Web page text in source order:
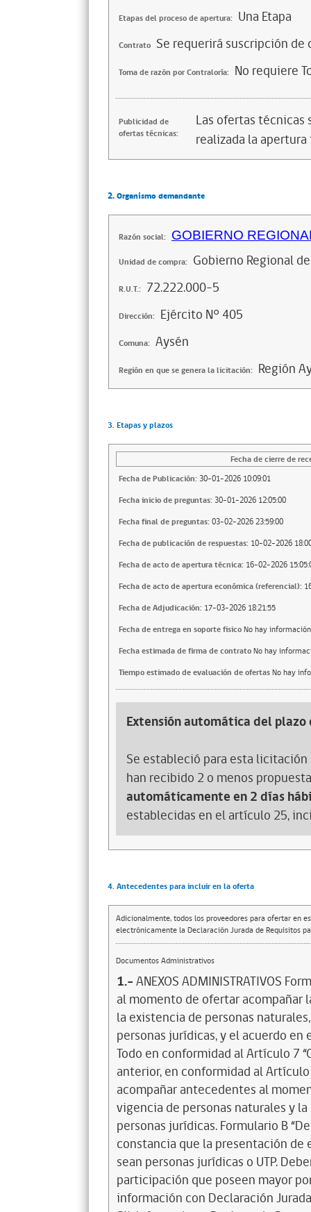
Etapas del proceso de apertura: Una Etapa
Contrato Se requerirá suscripción
Toma de razón por Contraloría: No requiere
Publicidad de
ofertas técnicas:
Las ofertas
realizada la
2. Organismo demandante
Razón social: GOBIERNO
Unidad de compra: Gobierno Regional
R.U.T.: 72.222.000-5
Dirección: Ejército N° 405
Comuna: Aysén
Región en que se genera la licitación: Región
3. Etapas y plazos
Fecha de cierre de
Fecha de Publicación: 30-01-2026 10:09:01
Fecha inicio de preguntas: 30-01-2026 12:05:00
Fecha final de preguntas: 03-02-2026 23:59:00
Fecha de publicación de respuestas: 10-02-2026
Fecha de acto de apertura técnica: 16-02-2026
Fecha de acto de apertura económica (referencial):
Fecha de Adjudicación: 17-03-2026 18:21:55
Fecha de entrega en soporte fisicoNo hay información
Fecha estimada de firma de contratoNo hay
Tiempo estimado de evaluación de ofertasNo hay
Extensión automática del plazo
Se estableció para esta
han recibido 2 o menos
automáticamente en 2 días
establecidas en el artículo 25,
4. Antecedentes para incluir en la oferta
Adicionalmente, todos los proveedores para ofertar en
electrónicamente la Declaración Jurada de Requisitos
Documentos Administrativos
1.-ANEXOS ADMINISTRATIVOS
al momento de ofertar acompañar
la existencia de personas
personas jurídicas, y el acuerdo en
Todo en conformidad al Artículo 7
anterior, en conformidad al
acompañar antecedentes al
vigencia de personas naturales y
personas jurídicas. Formulario B
constancia que la presentación de
sean personas jurídicas o UTP.
participación que poseen mayor
información con Declaración